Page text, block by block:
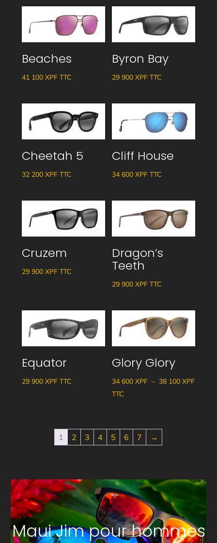
Beaches
41 100 XPF TTC
Byron Bay
29 900XPF TTC
Cheetah 5
32 200 XPF TTC
Cliff House
34 600XPF TTC
Cruzem
29 900 XPF TTC
Dragon’s
Teeth
29 900XPF TTC
Equator
29 900 XPF TTC
Glory Glory
34 600XPF – 38 100XPFPlage
TTC
1 2 3 4 5 6 7 →
Maui Jim pour hommes